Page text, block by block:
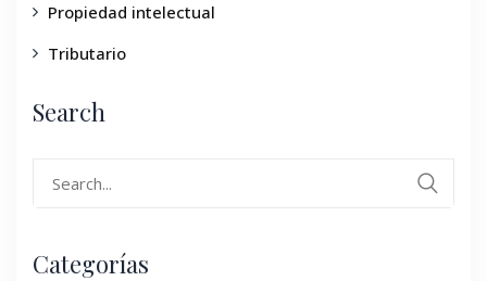
Propiedad intelectual
Tributario
Search
Categorías